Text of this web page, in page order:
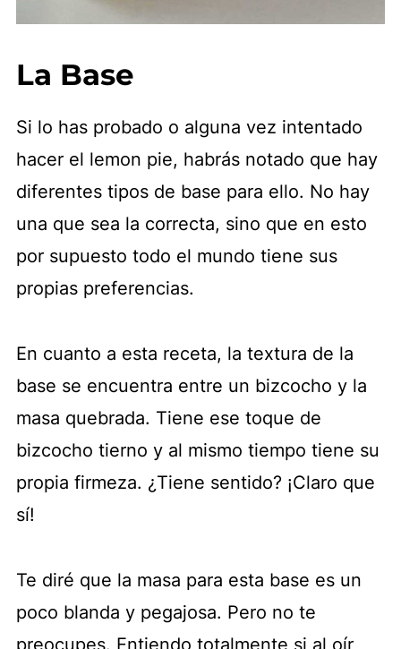
La Base
Si lo has probado o alguna vez intentado
hacer el lemon pie, habrás notado que hay
diferentes tipos de base para ello. No hay
una que sea la correcta, sino que en esto
por supuesto todo el mundo tiene sus
propias preferencias.
En cuanto a esta receta, la textura de la
base se encuentra entre un bizcocho y la
masa quebrada. Tiene ese toque de
bizcocho tierno y al mismo tiempo tiene su
propia firmeza. ¿Tiene sentido? ¡Claro que
sí!
Te diré que la masa para esta base es un
poco blanda y pegajosa. Pero no te